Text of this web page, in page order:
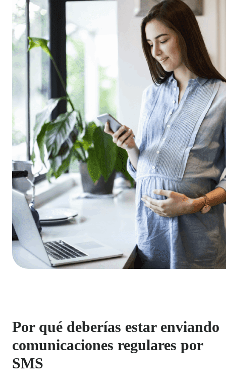
Por qué deberías estar enviando
comunicaciones regulares por
SMS